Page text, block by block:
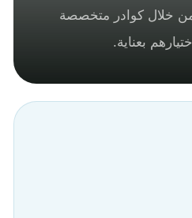
خلال كوادر متخصصة
بعناية.